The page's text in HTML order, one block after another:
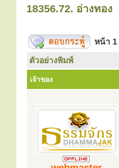
18356.72. อ่างทอง
หน้า 1
ตัวอย่างพิมพ์
เจ้าของ